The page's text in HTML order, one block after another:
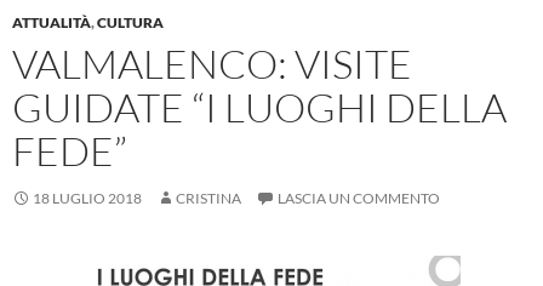
k p
ATTUALITÀ,CULTURA
VALMALENCO: VISITE
GUIDATE “I LUOGHI DELLA
FEDE”
18 LUGLIO 2018 CRISTINA LASCIA UN COMMENTO